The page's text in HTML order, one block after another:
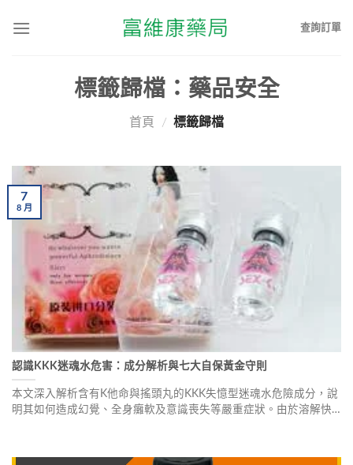
查詢訂單
標籤歸檔： 藥品安全
首頁 / 標籤歸檔
認識KKK迷魂水危害：成分解析與七大自保黃金守則
本文深入解析含有K他命與搖頭丸的KKK失憶型迷魂水危險成分，說
明其如何造成幻覺、全身癱軟及意識喪失等嚴重症狀。由於溶解快
料、注意異常味道等，萬一接觸到疑似物質也能正確處置，有效保
7
8月